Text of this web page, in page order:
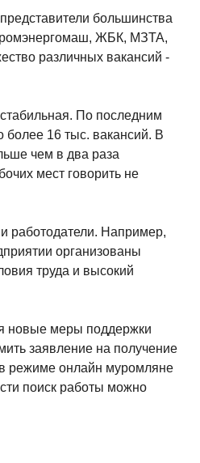
большинства
ЖБК, МЗТА,
различных вакансий -
По последним
более 16 тыс. вакансий. В
чем в два раза
мест говорить не
работодатели. Например,
организованы
труда и высокий
новые меры поддержки
заявление на получение
в режиме онлайн муромляне
поиск работы можно